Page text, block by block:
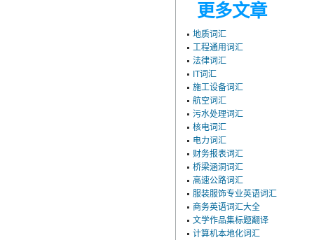
更多文章
地质词汇
工程通用词汇
法律词汇
IT词汇
施工设备词汇
航空词汇
污水处理词汇
核电词汇
电力词汇
财务报表词汇
桥梁涵洞词汇
高速公路词汇
服装服饰专业英语词汇
商务英语词汇大全
文学作品集标题翻译
计算机本地化词汇